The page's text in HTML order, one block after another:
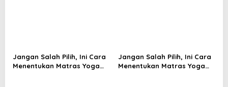
t
Jangan Salah Pilih, Ini Cara
Menentukan Matras Yoga
Jangan Salah Pilih, Ini Cara
Menentukan Matras Yoga